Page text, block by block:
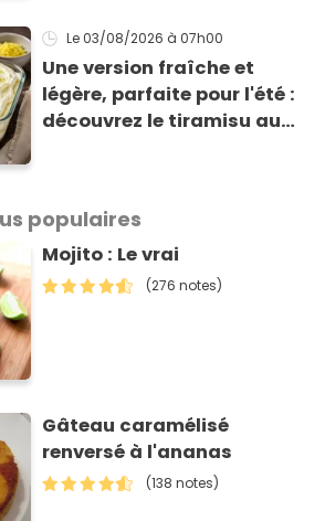
Le 03/08/2026 à 07h00
Une version fraîche et
légère, parfaite pour l'été :
découvrez le tiramisu au
populaires
Mojito : Le vrai
(276 notes)
Gâteau caramélisé
renversé à l'ananas
(138 notes)